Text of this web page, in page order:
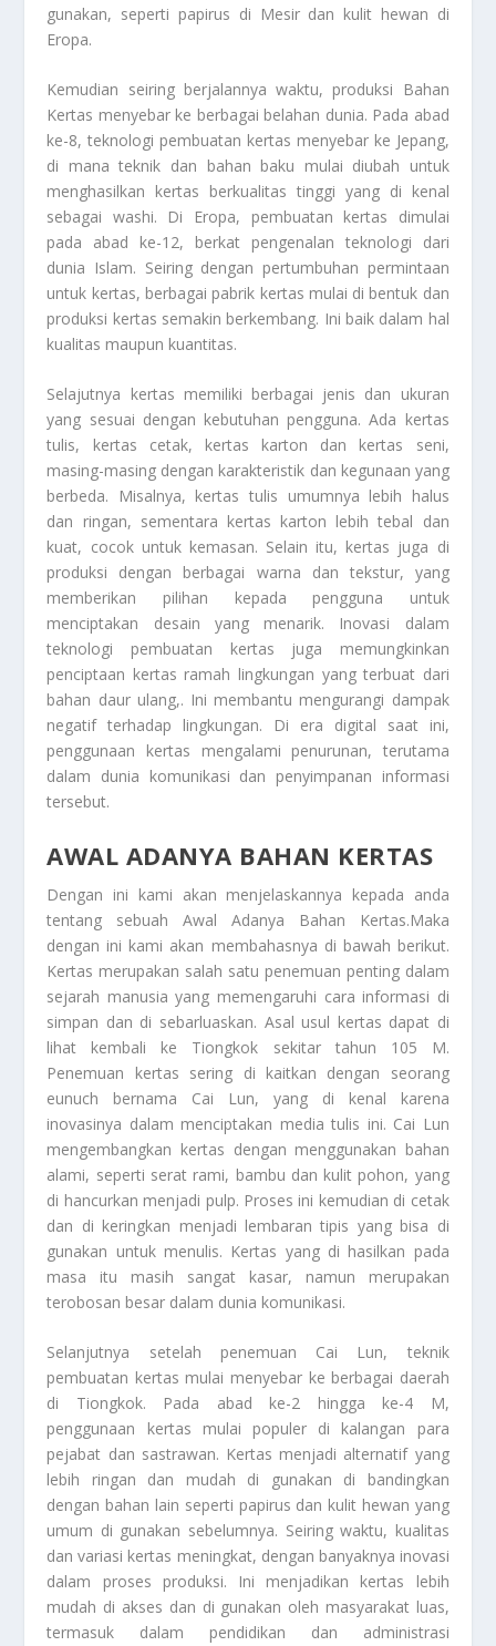
gunakan, seperti papirus di Mesir dan kulit hewan di
Eropa.
Kemudian seiring berjalannya waktu, produksi
Bahan
Kertas menyebar ke berbagai belahan dunia. Pada abad
ke-8, teknologi pembuatan kertas menyebar ke Jepang,
di mana teknik dan bahan baku mulai diubah untuk
menghasilkan kertas berkualitas tinggi yang di kenal
sebagai washi. Di Eropa, pembuatan kertas dimulai
pada abad ke-12, berkat pengenalan teknologi dari
dunia Islam. Seiring dengan pertumbuhan permintaan
untuk kertas, berbagai pabrik kertas mulai di bentuk dan
produksi kertas semakin berkembang. Ini baik dalam hal
kualitas maupun kuantitas.
Selajutnya kertas memiliki berbagai jenis dan ukuran
yang sesuai dengan kebutuhan pengguna. Ada kertas
tulis, kertas cetak, kertas karton dan kertas seni,
masing-masing dengan karakteristik dan kegunaan yang
berbeda. Misalnya, kertas tulis umumnya lebih halus
dan ringan, sementara kertas karton lebih tebal dan
kuat, cocok untuk kemasan. Selain itu, kertas juga di
produksi dengan berbagai warna dan tekstur, yang
memberikan pilihan kepada pengguna untuk
menciptakan desain yang menarik. Inovasi dalam
teknologi pembuatan kertas juga memungkinkan
penciptaan kertas ramah lingkungan yang terbuat dari
bahan daur ulang,. Ini membantu mengurangi dampak
negatif terhadap lingkungan. Di era digital saat ini,
penggunaan kertas mengalami penurunan, terutama
dalam dunia komunikasi dan penyimpanan informasi
tersebut.
AWAL ADANYA BAHAN KERTAS
Dengan ini kami akan menjelaskannya kepada anda
tentang sebuahAwal Adanya Bahan Kertas.Maka
dengan ini kami akan membahasnya di bawah berikut.
Kertas merupakan salah satu penemuan penting dalam
sejarah manusia yang memengaruhi cara informasi di
simpan dan di sebarluaskan. Asal usul kertas dapat di
lihat kembali ke Tiongkok sekitar tahun 105 M.
Penemuan kertas sering di kaitkan dengan seorang
eunuch bernama Cai Lun, yang di kenal karena
inovasinya dalam menciptakan media tulis ini. Cai Lun
mengembangkan kertas dengan menggunakan bahan
alami, seperti serat rami, bambu dan kulit pohon, yang
di hancurkan menjadi pulp. Proses ini kemudian di cetak
dan di keringkan menjadi lembaran tipis yang bisa di
gunakan untuk menulis. Kertas yang di hasilkan pada
masa itu masih sangat kasar, namun merupakan
terobosan besar dalam dunia komunikasi.
Selanjutnya setelah penemuan Cai Lun, teknik
pembuatan kertas mulai menyebar ke berbagai daerah
di Tiongkok. Pada abad ke-2 hingga ke-4 M,
penggunaan kertas mulai populer di kalangan para
pejabat dan sastrawan. Kertas menjadi alternatif yang
lebih ringan dan mudah di gunakan di bandingkan
dengan bahan lain seperti papirus dan kulit hewan yang
umum di gunakan sebelumnya. Seiring waktu, kualitas
dan variasi kertas meningkat, dengan banyaknya inovasi
dalam proses produksi. Ini menjadikan kertas lebih
mudah di akses dan di gunakan oleh masyarakat luas,
termasuk dalam pendidikan dan administrasi